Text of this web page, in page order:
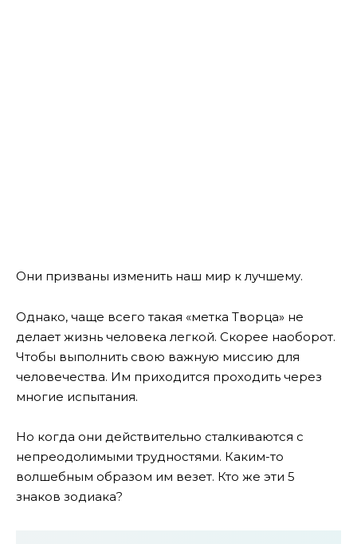
Они призваны изменить наш мир к лучшему.
Однако, чаще всего такая «метка Творца» не
делает жизнь человека легкой. Скорее наоборот.
Чтобы выполнить свою важную миссию для
человечества. Им приходится проходить через
многие испытания.
Но когда они действительно сталкиваются с
непреодолимыми трудностями. Каким-то
волшебным образом им везет. Кто же эти 5
знаков зодиака?